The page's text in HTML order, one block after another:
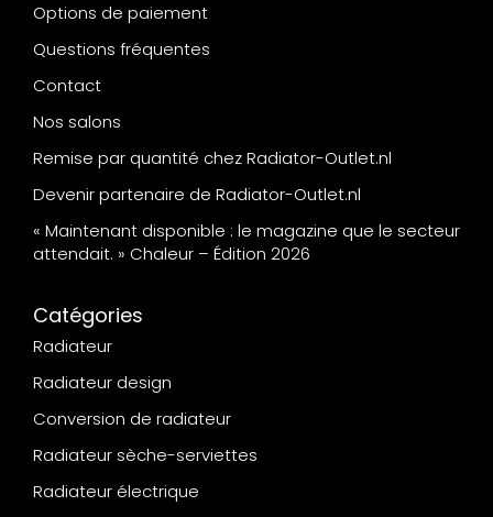
Options de paiement
Questions fréquentes
Contact
Nos salons
Remise par quantité chez Radiator-Outlet.nl
Devenir partenaire de Radiator-Outlet.nl
« Maintenant disponible : le magazine que le secteur
attendait. » Chaleur – Édition 2026
Catégories
Radiateur
Radiateur design
Conversion de radiateur
Radiateur sèche-serviettes
Radiateur électrique